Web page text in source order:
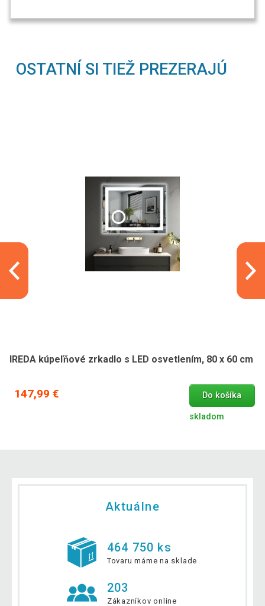
OSTATNÍ SI TIEŽ PREZERAJÚ
IREDA kúpeľňové zrkadlo s LED osvetlením, 80 x 60 cm
147,99 € Do košíka
skladom
Aktuálne
464 750 ks
Tovaru máme na sklade
203
Zákazníkov online